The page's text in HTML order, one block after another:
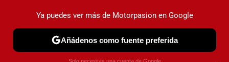
PRUEBAS COCHES ELÉCTRICOS OBSERVATORIO
Ya puedes ver más de Motorpasion en Google
Añádenos como fuente preferida